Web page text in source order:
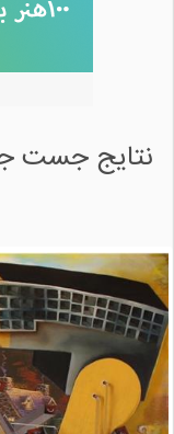
نتایج جست